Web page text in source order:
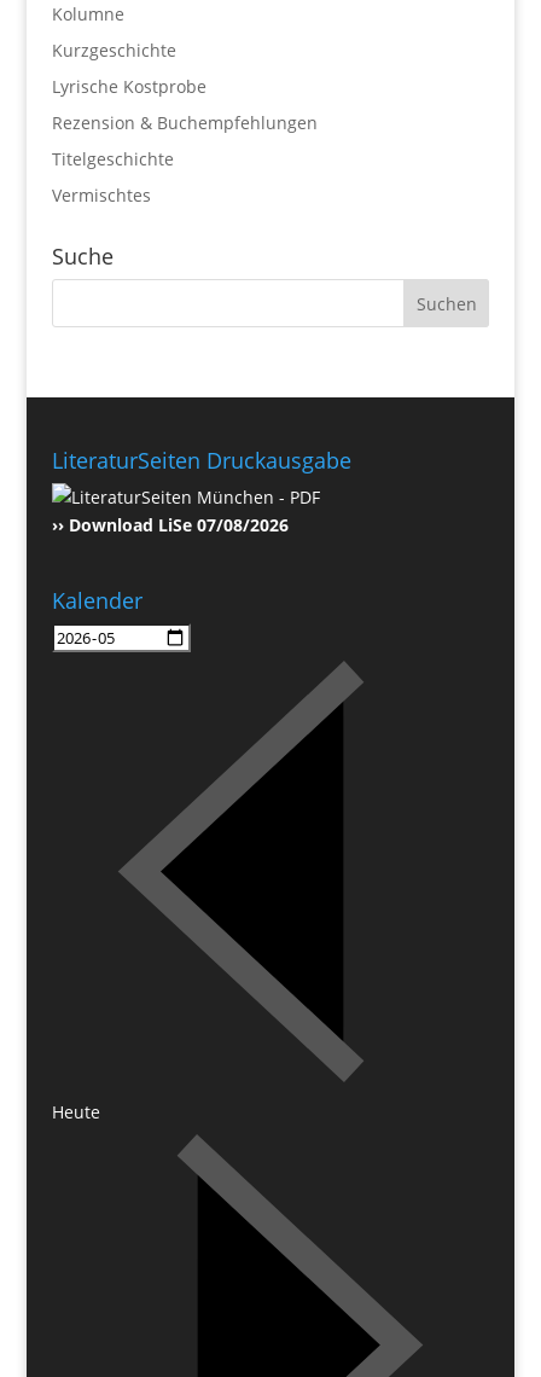
Kolumne
Kurzgeschichte
Lyrische Kostprobe
Rezension & Buchempfehlungen
Titelgeschichte
Vermischtes
Suche
LiteraturSeiten Druckausgabe
›› Download LiSe 07/08/2026
Kalender
Heute